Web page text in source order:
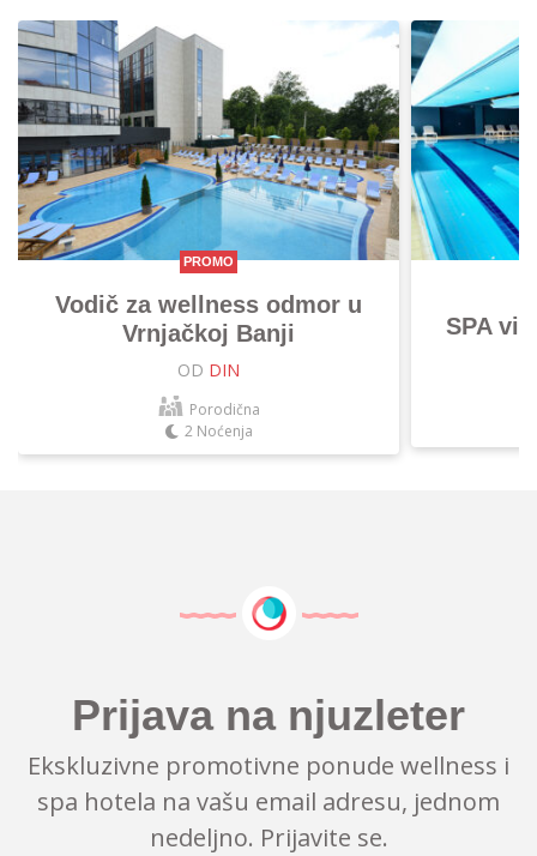
PROMO
Vodič za wellness odmor u
Vrnjačkoj Banji
OD DIN
Porodična
2 Noćenja
SPA
Prijava na njuzleter
Ekskluzivne promotivne ponude wellness i
spa hotela na vašu email adresu, jednom
nedeljno. Prijavite se.